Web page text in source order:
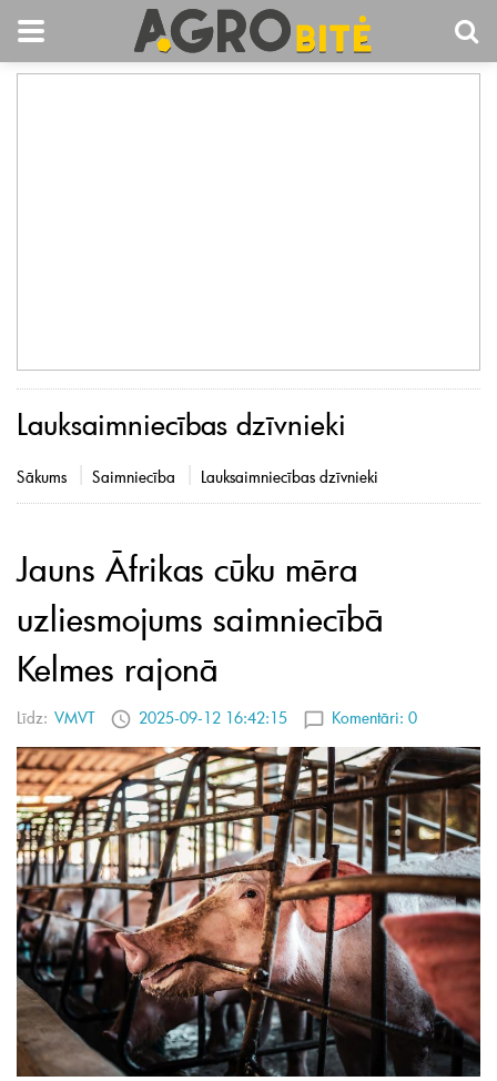
Lauksaimniecības dzīvnieki
Sākums Saimniecība Lauksaimniecības dzīvnieki
Jauns Āfrikas cūku mēra
uzliesmojums saimniecībā
Kelmes rajonā
Līdz: VMVT 2025-09-12 16:42:15 Komentāri: 0